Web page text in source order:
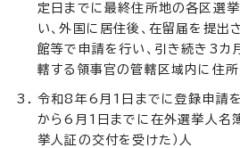
定日までに最終住所地の各区選
い、外国に居住後、在留届を提出
館等で申請を行い、引き続き3カ
轄する領事官の管轄区域内に住所
令和8年6月1日までに登録申請
から6月1日までに在外選挙人名
挙人証の交付を受けた）人